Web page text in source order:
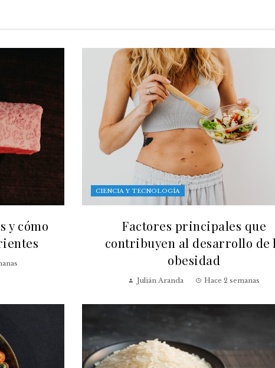
y cómo
CIENCIA Y TECNOLOGÍA
Factores principales que
contribuyen al desarrollo de
obesidad
Julián Aranda Hace 2 semanas